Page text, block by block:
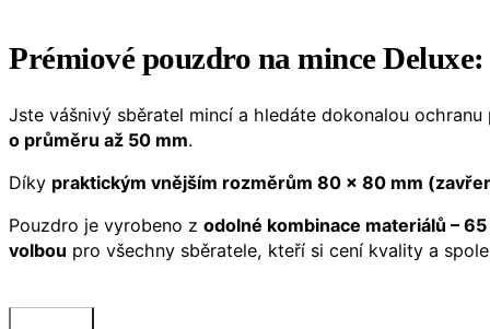
Prémiové pouzdro na mince
Jste vášnivý sběratel mincí a hledáte dokonalou
o průměru až 50 mm.
Díky praktickým vnějším rozměrům 80 x 80 mm
Pouzdro je vyrobeno z odolné kombinace materiálů –
volbou pro všechny sběratele, kteří si cení kvality a